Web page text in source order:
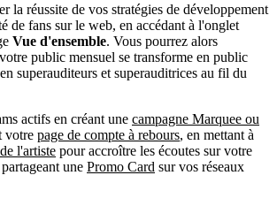
la réussite de vos stratégies de développement
de fans sur le web, en accédant à l'onglet
Vue d'ensemble. Vous pourrez alors
public mensuel se transforme en public
superauditeurs et superauditrices au fil du
actifs en créant une campagne Marquee ou
votre page de compte à rebours, en mettant à
l'artiste pour accroître les écoutes sur votre
une Promo Card sur vos réseaux